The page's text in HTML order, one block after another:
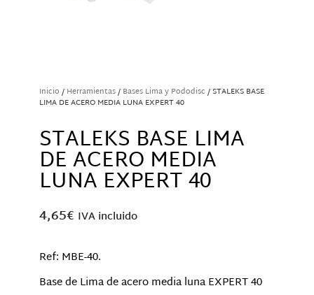
Inicio / Herramientas/ Bases Lima y Pododisc / STALEKS BASE
LIMA DE ACERO MEDIA LUNA EXPERT 40
STALEKS BASE LIMA
DE ACERO MEDIA
LUNA EXPERT 40
4,65€ IVA incluido
Ref: MBE-40.
Base de Lima de acero media luna EXPERT 40